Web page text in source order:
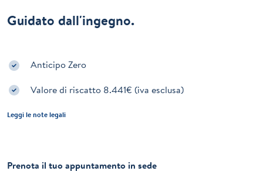
Guidato dall'ingegno.
Anticipo Zero
Valore di riscatto 8.441€ (iva esclusa)
Leggi le note legali
Prenota il tuo appuntamento in sede